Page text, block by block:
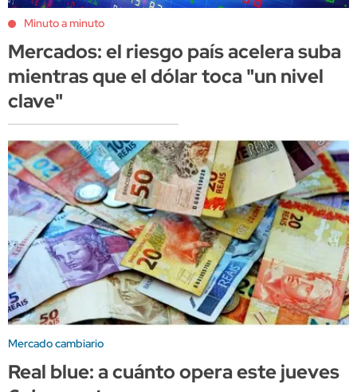
Minuto a minuto
Mercados: el riesgo país acelera suba
mientras que el dólar toca "un nivel
clave"
Mercado cambiario
Real blue: a cuánto opera este jueves